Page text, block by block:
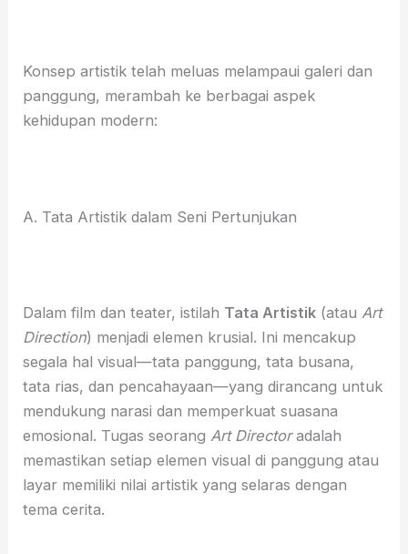
Konsep artistik telah meluas melampaui galeri dan
panggung, merambah ke berbagai aspek
kehidupan modern:
A. Tata Artistik dalam Seni Pertunjukan
Dalam film dan teater, istilah Tata Artistik (atauArt
Direction) menjadi elemen krusial. Ini mencakup
segala hal visual—tata panggung, tata busana,
tata rias, dan pencahayaan—yang dirancang untuk
mendukung narasi dan memperkuat suasana
emosional. Tugas seorangArt Directoradalah
memastikan setiap elemen visual di panggung atau
layar memiliki nilai artistik yang selaras dengan
tema cerita.